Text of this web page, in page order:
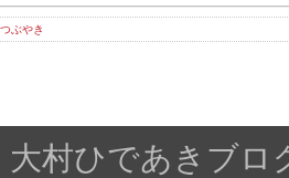
つぶやき
大村ひであきブロ